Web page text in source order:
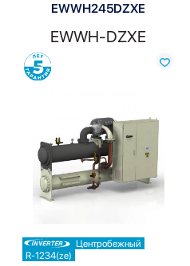
EWWH245DZXE
EWWH-DZXE
Сравнить
Центробежный
R-1234(ze)